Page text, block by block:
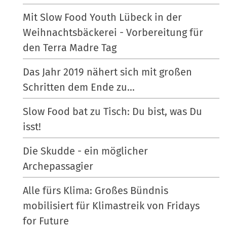
Mit Slow Food Youth Lübeck in der
Weihnachtsbäckerei - Vorbereitung für
den Terra Madre Tag
Das Jahr 2019 nähert sich mit großen
Schritten dem Ende zu...
Slow Food bat zu Tisch: Du bist, was Du
isst!
Die Skudde - ein möglicher
Archepassagier
Alle fürs Klima: Großes Bündnis
mobilisiert für Klimastreik von Fridays
for Future